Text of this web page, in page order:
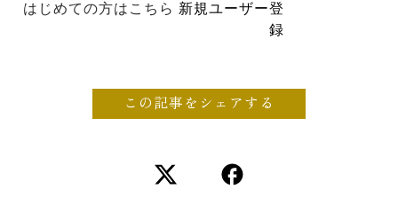
はじめての方はこちら 新規ユーザー登
録
この記事をシェアする